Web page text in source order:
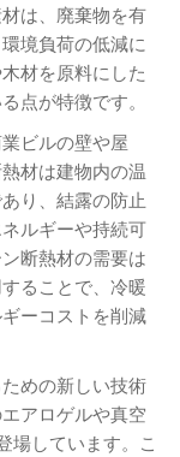
は、廃棄物を有
境負荷の低減に
材を原料にした
点が特徴です。
ビルの壁や屋
材は建物内の温
り、結露の防止
ルギーや持続可
断熱材の需要は
ることで、冷暖
ーコストを削減
めの新しい技術
アロゲルや真空
場しています。こ